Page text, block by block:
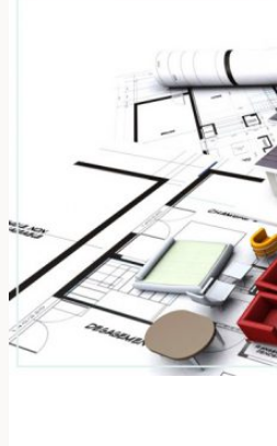
гостиной